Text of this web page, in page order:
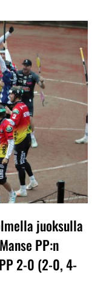
juoksulla
PP:n
2-0 (2-0, 4-